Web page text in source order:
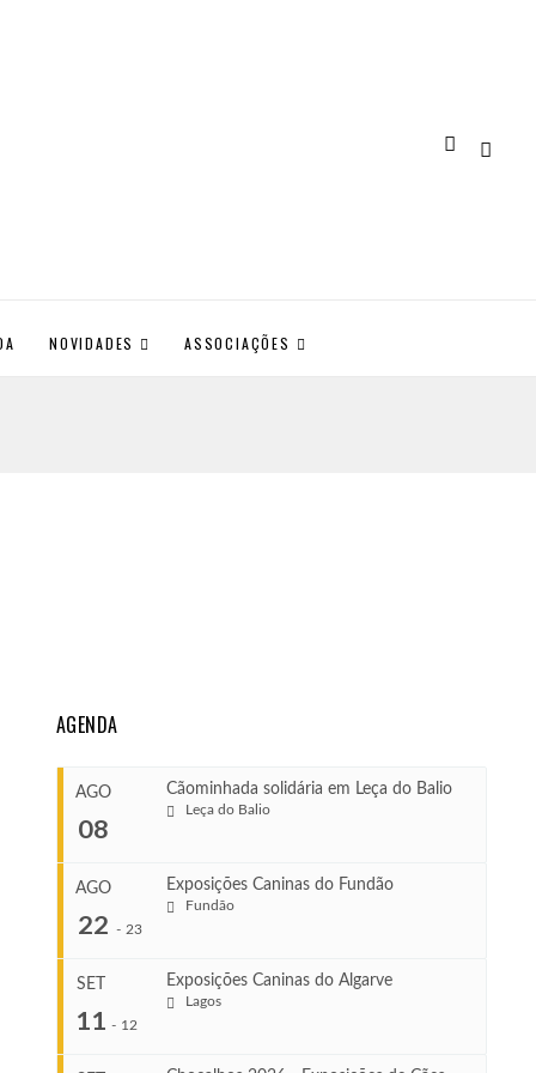
NOVIDADES ASSOCIAÇÕES
AGENDA
AGO
08
Cãominhada solidária em Leça do Balio
Leça do Balio
COMEÇA
Ago 8, 2026
TERMINA
Ago 8, 2026
AGO
22 - 23
Exposições Caninas do Fundão
Fundão
SET
11 - 12
Exposições Caninas do Algarve
Lagos